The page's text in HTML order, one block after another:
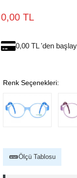
0,00 TL
0,00 TL 'den
Renk Seçenekleri:
Ölçü Tablosu